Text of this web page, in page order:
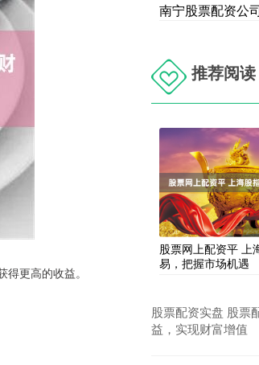
更高的收益。
南宁股票配资公
推荐阅读
股票网上配资平 上
易，把握市场机遇
股票配资实盘 股票
益，实现财富增值